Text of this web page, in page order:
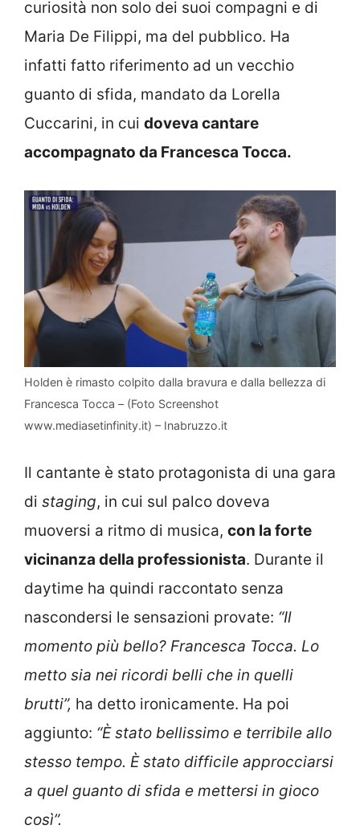
curiosità non solo dei suoi compagni e di
Maria De Filippi, ma del pubblico. Ha
infatti fatto riferimento ad un vecchio
guanto di sfida, mandato da Lorella
Cuccarini, in cui doveva cantare
accompagnato da Francesca Tocca.
Holden è rimasto colpito dalla bravura e dalla bellezza di
Francesca Tocca – (Foto Screenshot
www.mediasetinfinity.it) – Inabruzzo.it
Il cantante è stato protagonista di una gara
di staging, in cui sul palco doveva
muoversi a ritmo di musica, con la forte
vicinanza della professionista. Durante il
daytime ha quindi raccontato senza
nascondersi le sensazioni provate: “Il
momento più bello? Francesca Tocca. Lo
metto sia nei ricordi belli che in quelli
brutti”, ha detto ironicamente. Ha poi
aggiunto: “È stato bellissimo e terribile allo
stesso tempo. È stato difficile approcciarsi
a quel guanto di sfida e mettersi in gioco
così”.